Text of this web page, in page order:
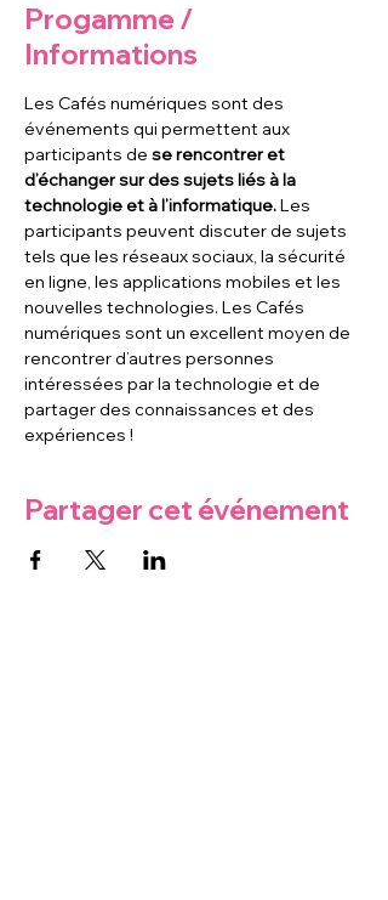
Progamme /
Informations
Les Cafés numériques sont des
événements qui permettent aux
participants de se rencontrer et
d’échanger sur des sujets liés à la
technologie et à l’informatique. Les
participants peuvent discuter de sujets
tels que les réseaux sociaux, la sécurité
en ligne, les applications mobiles et les
nouvelles technologies. Les Cafés
numériques sont un excellent moyen de
rencontrer d’autres personnes
intéressées par la technologie et de
partager des connaissances et des
expériences !
Partager cet événement